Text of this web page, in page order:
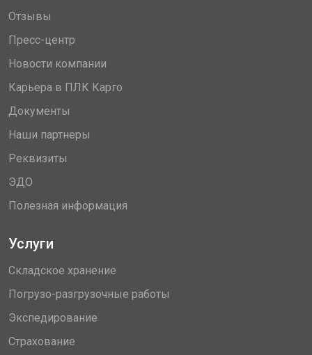
Отзывы
Пресс-центр
Новости компании
Карьера в ПЛК Карго
Документы
Наши партнеры
Реквизиты
ЭДО
Полезная информация
Услуги
Складское хранение
Погрузо-разгрузочные работы
Экспедирование
Страхование